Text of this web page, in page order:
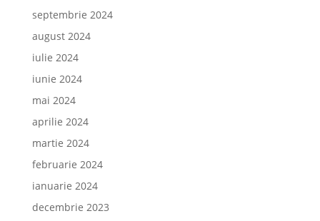
septembrie 2024
august 2024
iulie 2024
iunie 2024
mai 2024
aprilie 2024
martie 2024
februarie 2024
ianuarie 2024
decembrie 2023